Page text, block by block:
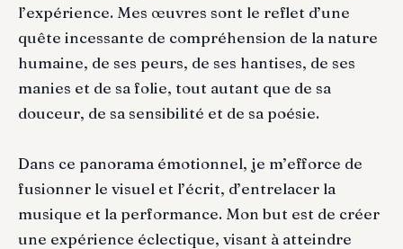
l’expérience. Mes œuvres sont le reflet d’une
quête incessante de compréhension de la nature
humaine, de ses peurs, de ses hantises, de ses
manies et de sa folie, tout autant que de sa
douceur, de sa sensibilité et de sa poésie.
Dans ce panorama émotionnel, je m’efforce de
fusionner le visuel et l’écrit, d’entrelacer la
musique et la performance. Mon but est de créer
une expérience éclectique, visant à atteindre